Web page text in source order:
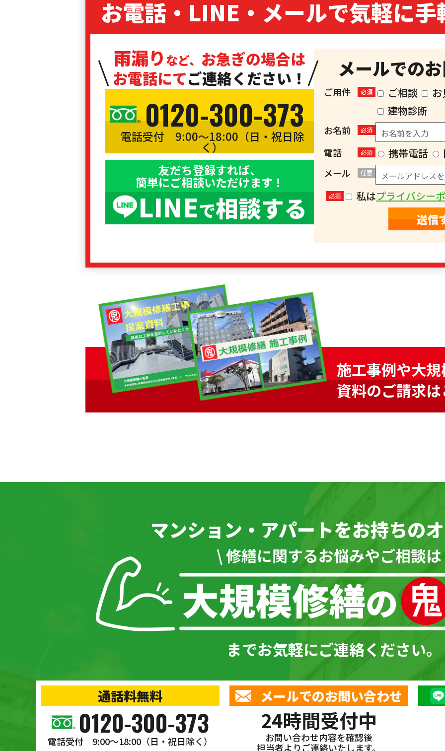
お電話・LINE・ メールで気軽に手
雨漏り など、 お急ぎの場合は
お電話にてご連絡ください！
0120-300-373
電話受付 9:00〜18:00（日・祝日除
く）
友だち登録すれば、
簡単にご相談いただけます！
LINEで相談する
メールでの
ご用件 必須 ご相談
建物診断
お名前 必須
電話 必須 携帯電話
メール 任意
必須 私はプライバシー
施工事例や大
資料のご請求
マンション・アパートをお持ちの
\ 修繕に関するお悩みやご相談
までお気軽にご連絡ください。
通話料無料
0120-300-373
電話受付 9:00〜18:00 （日・祝日除く）
メールでのお問い合わせ
24時間受付中
お問い合わせ内容を確認後
担当者よりご連絡いたします。